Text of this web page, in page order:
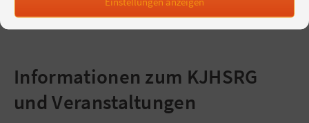
Behinderung auch ok?Weiterlesen…
Informationen zum KJHSRG
und Veranstaltungen